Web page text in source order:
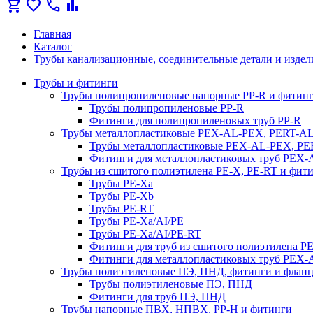
shopping_cart favorite call bar_chart
Главная
Каталог
Трубы канализационные, соединительные детали и
Трубы и фитинги
Трубы полипропиленовые напорные PP-R и
Трубы полипропиленовые PP-R
Фитинги для полипропиленовых труб PP-R
Трубы металлопластиковые PEX-AL-PEX, PERT-
Трубы металлопластиковые PEX-AL-PEX,
Фитинги для металлопластиковых труб
Трубы из сшитого полиэтилена PE-X, PE-RT и
Трубы PE-Xa
Трубы PE-Xb
Трубы PE-RT
Трубы PE-Xa/AI/PE
Трубы PE-Xa/AI/PE-RT
Фитинги для труб из сшитого полиэтилена
Фитинги для металлопластиковых труб
Трубы полиэтиленовые ПЭ, ПНД, фитинги и
Трубы полиэтиленовые ПЭ, ПНД
Фитинги для труб ПЭ, ПНД
Трубы напорные ПВХ, НПВХ, PP-H и фитинги